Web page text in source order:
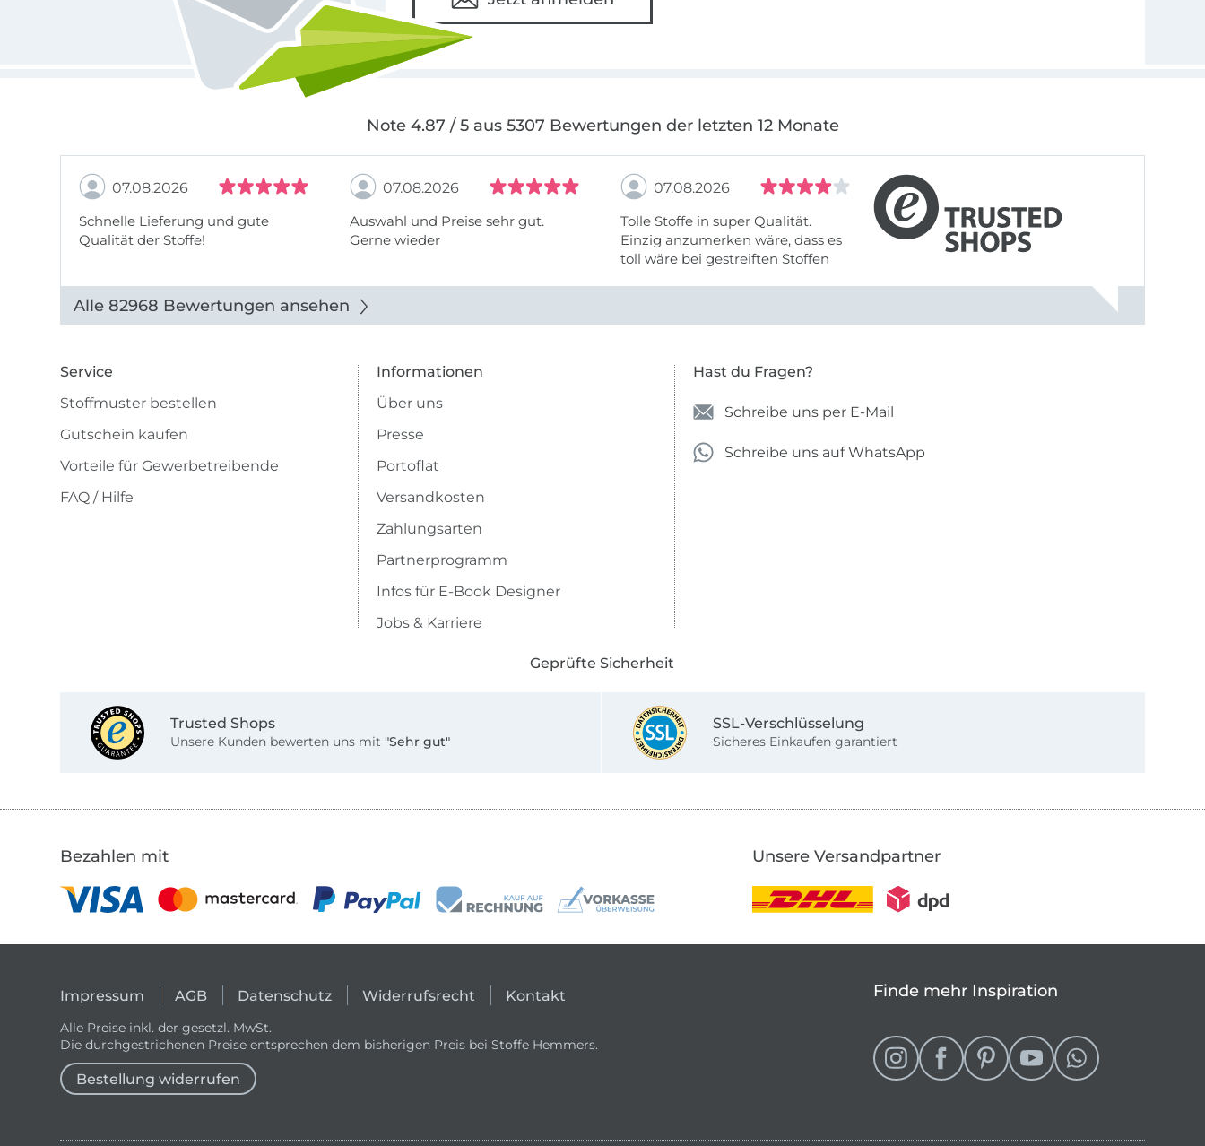
Note 4.87 / 5 aus 5307 Bewertungen der letzten 12 Monate
07.08.2026
Schnelle Lieferung und gute
Qualität der Stoffe!
07.08.2026
Auswahl und Preise sehr gut.
Gerne wieder
07.08.2026
Tolle Stoffe in super Qualität.
Einzig anzumerken wäre, dass es
toll wäre bei gestreiften Stoffen
Alle 82968 Bewertungen ansehen
Service
Stoffmuster bestellen
Gutschein kaufen
Vorteile für Gewerbetreibende
FAQ / Hilfe
Informationen
Über uns
Presse
Portoflat
Versandkosten
Zahlungsarten
Partnerprogramm
Infos für E-Book Designer
Jobs & Karriere
Hast du Fragen?
Schreibe uns per E-Mail
Schreibe uns auf WhatsApp
Geprüfte Sicherheit
Trusted Shops
Unsere Kunden bewerten uns mit "Sehr gut"
SSL-Verschlüsselung
Sicheres Einkaufen garantiert
Bezahlen mit Unsere Versandpartner
Impressum AGB Datenschutz Widerrufsrecht Kontakt
Alle Preise inkl. der gesetzl. MwSt.
Die durchgestrichenen Preise entsprechen dem bisherigen Preis bei Stoffe Hemmers.
Bestellung widerrufen
Finde mehr Inspiration